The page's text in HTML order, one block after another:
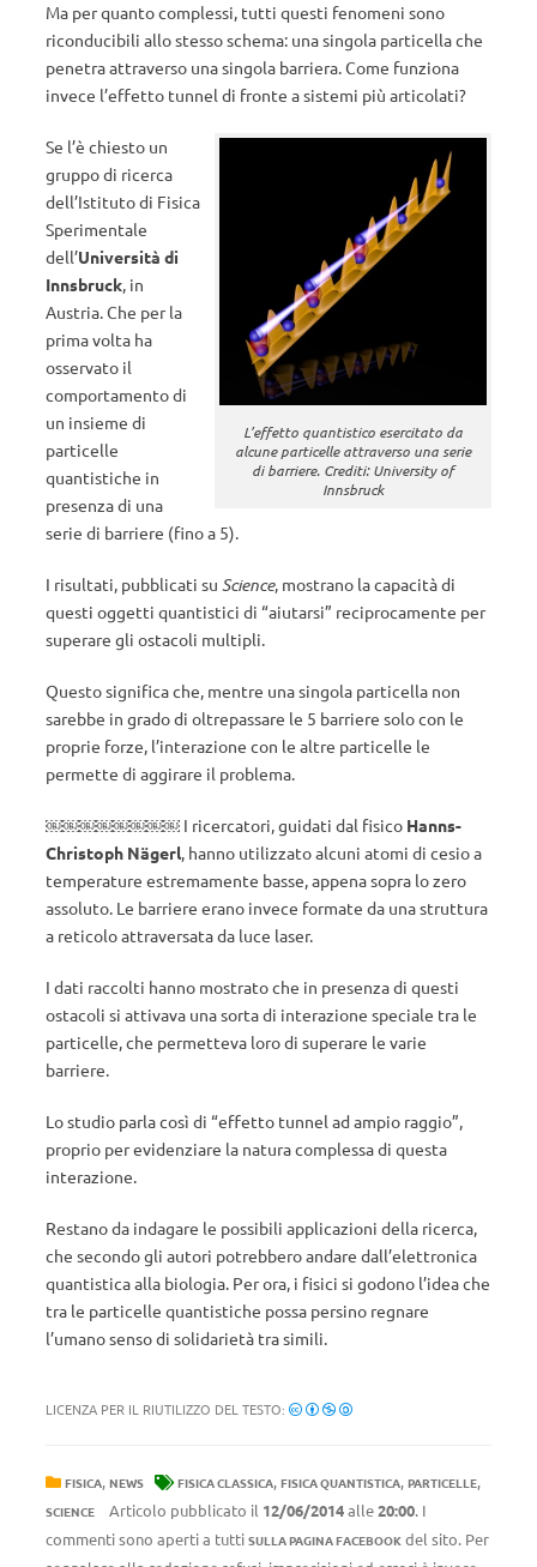
Ma per quanto complessi, tutti questi fenomeni sono
riconducibili allo stesso schema: una singola particella che
penetra attraverso una singola barriera. Come funziona
invece l’effetto tunnel di fronte a sistemi più articolati?
L’effetto quantistico esercitato da
alcune particelle attraverso una serie
di barriere. Crediti: University of
Innsbruck
Se l’è chiesto un
gruppo di ricerca
dell’Istituto di Fisica
Sperimentale
dell’Università di
Innsbruck, in
Austria. Che per la
prima volta ha
osservato il
comportamento di
un insieme di
particelle
quantistiche in
presenza di una
serie di barriere (fino a 5).
I risultati, pubblicati su Science, mostrano la capacità di
questi oggetti quantistici di “aiutarsi” reciprocamente per
superare gli ostacoli multipli.
Questo significa che, mentre una singola particella non
sarebbe in grado di oltrepassare le 5 barriere solo con le
proprie forze, l’interazione con le altre particelle le
permette di aggirare il problema.
￼￼￼￼￼￼￼￼ I ricercatori, guidati dal fisico Hanns­
Christoph Nägerl, hanno utilizzato alcuni atomi di cesio a
temperature estremamente basse, appena sopra lo zero
assoluto. Le barriere erano invece formate da una struttura
a reticolo attraversata da luce laser.
I dati raccolti hanno mostrato che in presenza di questi
ostacoli si attivava una sorta di interazione speciale tra le
particelle, che permetteva loro di superare le varie
barriere.
Lo studio parla così di “effetto tunnel ad ampio raggio”,
proprio per evidenziare la natura complessa di questa
interazione.
Restano da indagare le possibili applicazioni della ricerca,
che secondo gli autori potrebbero andare dall’elettronica
quantistica alla biologia. Per ora, i fisici si godono l’idea che
tra le particelle quantistiche possa persino regnare
l’umano senso di solidarietà tra simili.
LICENZA PER IL RIUTILIZZO DEL TESTO:
FISICA, NEWS FISICA CLASSICA, FISICA QUANTISTICA, PARTICELLE,
SCIENCE Articolo pubblicato il 12/06/2014alle20:00. I
commenti sono aperti a tutti SULLA PAGINA FACEBOOK del sito. Per